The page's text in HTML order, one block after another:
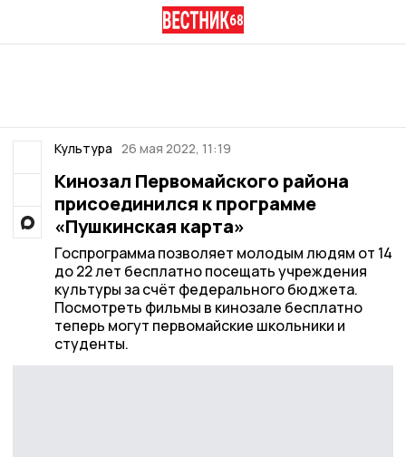
Культура 26 мая 2022, 11:19
Кинозал Первомайского района
присоединился к программе
«Пушкинская карта»
Госпрограмма позволяет молодым людям от 14
до 22 лет бесплатно посещать учреждения
культуры за счёт федерального бюджета.
Посмотреть фильмы в кинозале бесплатно
теперь могут первомайские школьники и
студенты.